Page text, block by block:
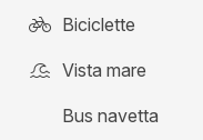
Biciclette
Vista mare
Bus navetta